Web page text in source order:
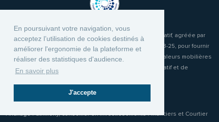
En poursuivant votre navigation, vous
acceptez l’utilisation de cookies destinés à
améliorer l'ergonomie de la plateforme et
réaliser des statistiques d'audience.
En savoir plus
J'accepte
Anaxago, prestataire de services de financement participatif, agréée par
l’autorité des marchés financiers sous le numéro FP-2023-25, pour fournir
les services de placement sans engagement ferme de valeurs mobilières
et d'instruments admis à des fins de financement participatif et de
Anaxago Patrimony, conseiller en Investissements Financiers et Courtier